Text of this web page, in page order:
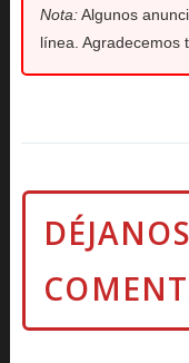
Nota:Algunos
línea. Agradecemos